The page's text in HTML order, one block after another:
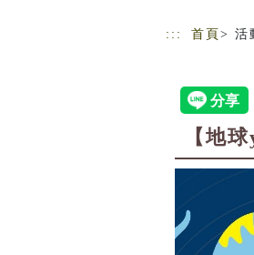
::: 首頁 > 活
【地